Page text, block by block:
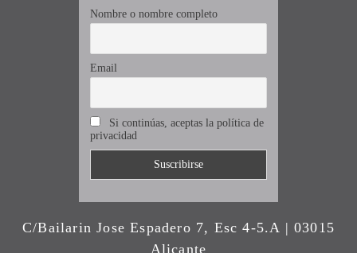
Nombre o nombre completo
Email
Si continúas, aceptas la política de
privacidad
C/Bailarin Jose Espadero 7, Esc 4-5.A | 03015
Alicante